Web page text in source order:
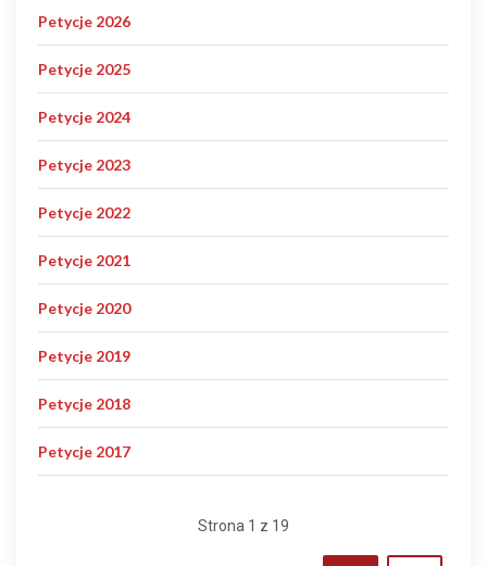
Petycje 2026
Petycje 2025
Petycje 2024
Petycje 2023
Petycje 2022
Petycje 2021
Petycje 2020
Petycje 2019
Petycje 2018
Petycje 2017
Strona 1 z 19